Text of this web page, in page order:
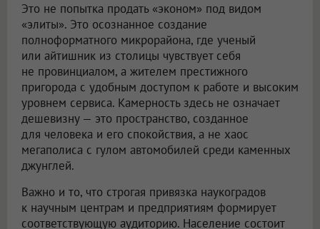
Это не попытка продать «эконом» под видом
«элиты». Это осознанное создание
полноформатного микрорайона, где ученый
или айтишник из столицы чувствует себя
не провинциалом, а жителем престижного
пригорода с удобным доступом к работе и высоким
уровнем сервиса. Камерность здесь не означает
дешевизну — это пространство, созданное
для человека и его спокойствия, а не хаос
мегаполиса с гулом автомобилей среди каменных
джунглей.
Важно и то, что строгая привязка наукоградов
к научным центрам и предприятиям формирует
соответствующую аудиторию. Население состоит